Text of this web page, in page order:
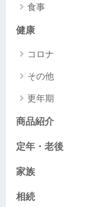
食事
健康
コロナ
その他
更年期
商品紹介
定年・老後
家族
相続